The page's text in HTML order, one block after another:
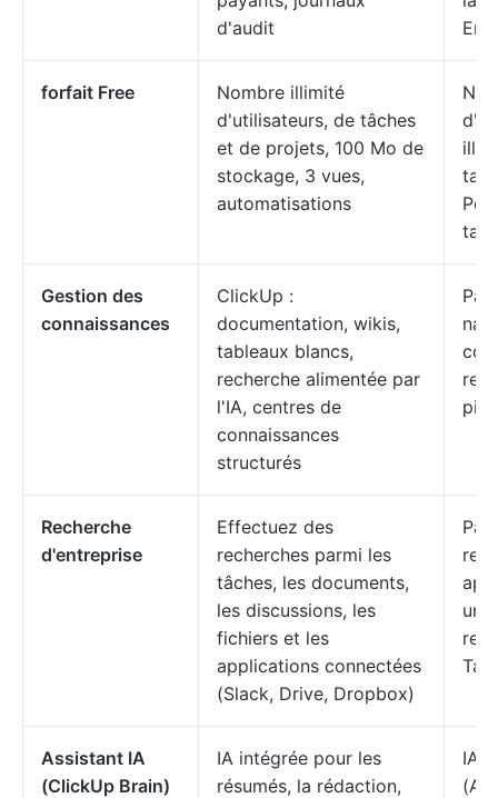
d'audit
forfait Free
Nombre illimité
d'utilisateurs, de tâches
et de projets, 100 Mo de
stockage, 3 vues,
automatisations
Gestion des
connaissances
ClickUp :
documentation, wikis,
tableaux blancs,
recherche alimentée par
l'IA, centres de
connaissances
structurés
Recherche
d'entreprise
Effectuez des
recherches parmi les
tâches, les documents,
les discussions, les
fichiers et les
applications connectées
(Slack, Drive, Dropbox)
Assistant IA
(ClickUp Brain)
IA intégrée pour les
résumés, la rédaction,
IA